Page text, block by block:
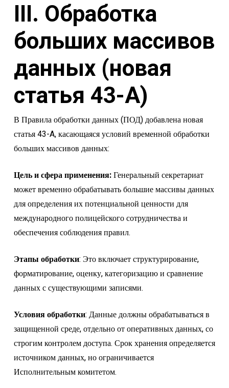
III. Обработка
больших массивов
данных (новая
статья 43-A)
В Правила обработки данных (ПОД) добавлена новая
статья 43-A, касающаяся условий временной обработки
больших массивов данных:
Цель и сфера применения:Генеральный секретариат
может временно обрабатывать большие массивы данных
для определения их потенциальной ценности для
международного полицейского сотрудничества и
обеспечения соблюдения правил.
Этапы обработки: Это включает структурирование,
форматирование, оценку, категоризацию и сравнение
данных с существующими записями.
Условия обработки: Данные должны обрабатываться в
защищенной среде, отдельно от оперативных данных, со
строгим контролем доступа. Срок хранения определяется
источником данных, но ограничивается
Исполнительным комитетом.